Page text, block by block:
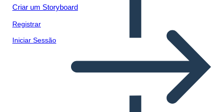
Criar um Storyboard
Registrar
Iniciar Sessão